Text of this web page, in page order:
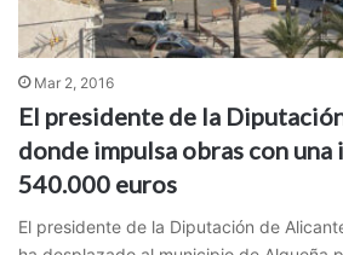
Mar 2, 2016
El presidente de la
donde impulsa obras con
540.000 euros
El presidente de la Diputación de